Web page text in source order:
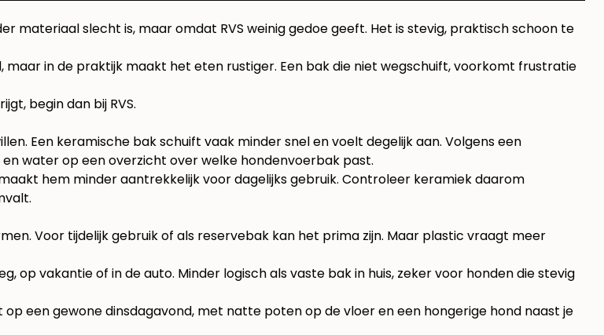
materiaal slecht is, maar omdat RVS weinig gedoe geeft. Het is stevig, praktisch schoon te
in de praktijk maakt het eten rustiger. Een bak die niet wegschuift, voorkomt frustratie
begin dan bij RVS.
Een keramische bak schuift vaak minder snel en voelt degelijk aan. Volgens een
water op eenoverzicht over welke hondenvoerbak past.
hem minder aantrekkelijk voor dagelijks gebruik. Controleer keramiek daarom
Voor tijdelijk gebruik of als reservebak kan het prima zijn. Maar plastic vraagt meer
op vakantie of in de auto. Minder logisch als vaste bak in huis, zeker voor honden die stevig
op een gewone dinsdagavond, met natte poten op de vloer en een hongerige hond naast je